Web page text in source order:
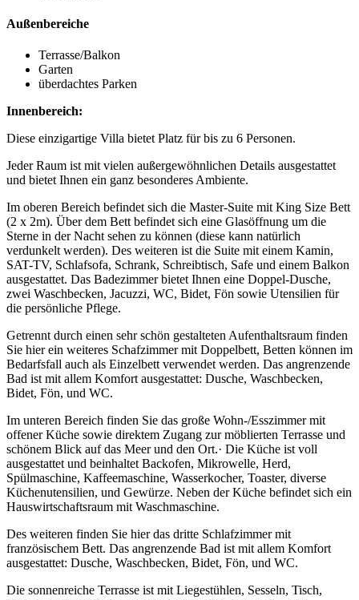
Außenbereiche
Terrasse/Balkon
Garten
überdachtes Parken
Innenbereich:
Diese einzigartige Villa bietet Platz für bis zu 6 Personen.
Jeder Raum ist mit vielen außergewöhnlichen Details ausgestattet
und bietet Ihnen ein ganz besonderes Ambiente.
Im oberen Bereich befindet sich die Master-Suite mit King Size Bett
(2 x 2m). Über dem Bett befindet sich eine Glasöffnung um die
Sterne in der Nacht sehen zu können (diese kann natürlich
verdunkelt werden). Des weiteren ist die Suite mit einem Kamin,
SAT-TV, Schlafsofa, Schrank, Schreibtisch, Safe und einem Balkon
ausgestattet. Das Badezimmer bietet Ihnen eine Doppel-Dusche,
zwei Waschbecken, Jacuzzi, WC, Bidet, Fön sowie Utensilien für
die persönliche Pflege.
Getrennt durch einen sehr schön gestalteten Aufenthaltsraum finden
Sie hier ein weiteres Schafzimmer mit Doppelbett, Betten können im
Bedarfsfall auch als Einzelbett verwendet werden. Das angrenzende
Bad ist mit allem Komfort ausgestattet: Dusche, Waschbecken,
Bidet, Fön, und WC.
Im unteren Bereich finden Sie das große Wohn-/Esszimmer mit
offener Küche sowie direktem Zugang zur möblierten Terrasse und
schönem Blick auf das Meer und den Ort.· Die Küche ist voll
ausgestattet und beinhaltet Backofen, Mikrowelle, Herd,
Spülmaschine, Kaffeemaschine, Wasserkocher, Toaster, diverse
Küchenutensilien, und Gewürze. Neben der Küche befindet sich ein
Hauswirtschaftsraum mit Waschmaschine.
Des weiteren finden Sie hier das dritte Schlafzimmer mit
französischem Bett. Das angrenzende Bad ist mit allem Komfort
ausgestattet: Dusche, Waschbecken, Bidet, Fön, und WC.
Die sonnenreiche Terrasse ist mit Liegestühlen, Sesseln, Tisch,